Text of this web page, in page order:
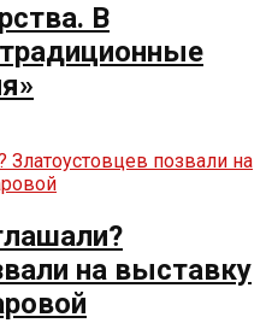
В
на выставку